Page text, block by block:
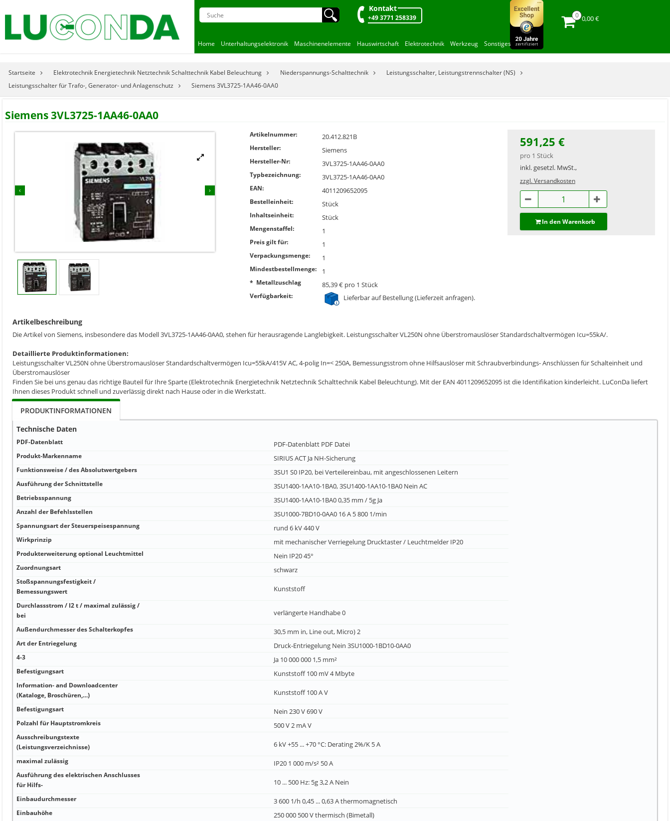
🔍︎ Kontakt
+49 3771 258339 0,00 €
Home Unterhaltungselektronik Maschinenelemente Hauswirtschaft Elektrotechnik Werkzeug Sonstiges
Startseite Elektrotechnik Energietechnik Netztechnik Schalttechnik Kabel Beleuchtung Niederspannungs-Schalttechnik
Leistungsschalter, Leistungstrennschalter (NS)
Leistungsschalter für Trafo-, Generator- und Anlagenschutz
Siemens 3VL3725-1AA46-0AA0
Siemens 3VL3725-1AA46-0AA0
‹ ›


Artikelnummer: 20.412.821B
Hersteller: Siemens
Hersteller-Nr: 3VL3725-1AA46-0AA0
Typbezeichnung: 3VL3725-1AA46-0AA0
EAN: 4011209652095
Bestelleinheit: Stück
Inhaltseinheit: Stück
Mengenstaffel: 1
Preis gilt für: 1
Verpackungsmenge: 1
Mindestbestellmenge: 1
* Metallzuschlag 85,39 € pro 1 Stück
Verfügbarkeit: Lieferbar auf Bestellung (Lieferzeit anfragen).
591,25 €
pro 1 Stück
inkl. gesetzl. MwSt.,
zzgl. Versandkosten
In den Warenkorb
Artikelbeschreibung
Die Artikel von Siemens, insbesondere das Modell 3VL3725-1AA46-0AA0, stehen für herausragende Langlebigkeit. Leistungsschalter VL250N ohne Überstromauslöser Standardschaltvermögen Icu=55kA/.
Detaillierte Produktinformationen:
Leistungsschalter VL250N ohne Überstromauslöser Standardschaltvermögen Icu=55kA/415V AC, 4-polig In=< 250A, Bemessungsstrom ohne Hilfsauslöser mit Schraubverbindungs- Anschlüssen für Schalteinheit und
Überstromauslöser
Finden Sie bei uns genau das richtige Bauteil für Ihre Sparte (Elektrotechnik Energietechnik Netztechnik Schalttechnik Kabel Beleuchtung). Mit der EAN 4011209652095 ist die Identifikation kinderleicht. LuConDa liefert
Ihnen dieses Produkt schnell und zuverlässig direkt nach Hause oder in die Werkstatt.
PRODUKTINFORMATIONEN
Technische Daten
PDF-Datenblatt PDF-Datenblatt PDF Datei
Produkt-Markenname SIRIUS ACT Ja NH-Sicherung
Funktionsweise / des Absolutwertgebers 3SU1 S0 IP20, bei Verteilereinbau, mit angeschlossenen Leitern
Ausführung der Schnittstelle 3SU1400-1AA10-1BA0, 3SU1400-1AA10-1BA0 Nein AC
Betriebsspannung 3SU1400-1AA10-1BA0 0,35 mm / 5g Ja
Anzahl der Befehlsstellen 3SU1000-7BD10-0AA0 16 A 5 800 1/min
Spannungsart der Steuerspeisespannung rund 6 kV 440 V
Wirkprinzip mit mechanischer Verriegelung Drucktaster / Leuchtmelder IP20
Produkterweiterung optional Leuchtmittel Nein IP20 45°
Zuordnungsart schwarz
Stoßspannungsfestigkeit /
Bemessungswert
Kunststoff
Durchlassstrom / I2 t / maximal zulässig /
bei
verlängerte Handhabe 0
Außendurchmesser des Schalterkopfes 30,5 mm in, Line out, Micro) 2
Art der Entriegelung Druck-Entriegelung Nein 3SU1000-1BD10-0AA0
4-3 Ja 10 000 000 1,5 mm²
Befestigungsart Kunststoff 100 mV 4 Mbyte
Information- and Downloadcenter
(Kataloge, Broschüren,…)
Kunststoff 100 A V
Befestigungsart Nein 230 V 690 V
Polzahl für Hauptstromkreis 500 V 2 mA V
Ausschreibungstexte
(Leistungsverzeichnisse)
6 kV +55 ... +70 °C: Derating 2%/K 5 A
maximal zulässig IP20 1 000 m/s² 50 A
Ausführung des elektrischen Anschlusses
für Hilfs-
10 ... 500 Hz: 5g 3,2 A Nein
Einbaudurchmesser 3 600 1/h 0,45 ... 0,63 A thermomagnetisch
Einbauhöhe 250 000 500 V thermisch (Bimetall)